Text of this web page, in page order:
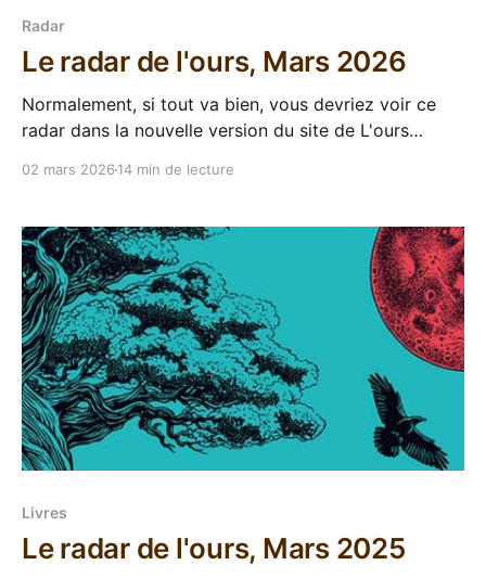
Radar
Le radar de l'ours, Mars 2026
Normalement, si tout va bien, vous devriez voir ce
radar dans la nouvelle version du site de L'ours
02 mars 2026 14 min de lecture
Livres
Le radar de l'ours, Mars 2025